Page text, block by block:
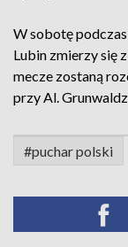
W sobotę
Lubin zmierzy się
mecze zostaną
przy Al.
#puchar polski